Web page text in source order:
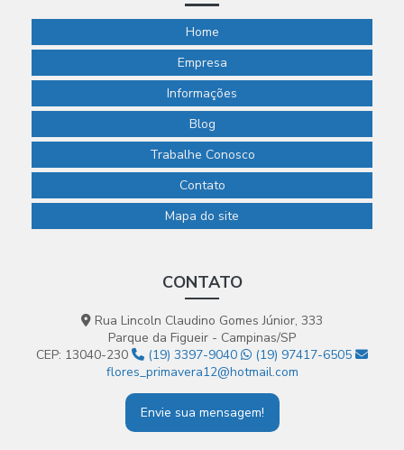
Home
Empresa
Informações
Blog
Trabalhe Conosco
Contato
Mapa do site
CONTATO
Rua Lincoln Claudino Gomes Júnior, 333
Parque da Figueir - Campinas/SP
CEP: 13040-230
(19) 3397-9040
(19) 97417-6505
flores_primavera12@hotmail.com
Envie sua mensagem!